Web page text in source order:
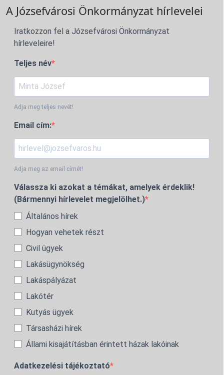
A Józsefvárosi Önkormányzat hírlevelei
Iratkozzon fel a Józsefvárosi Önkormányzat
hírleveleire!
Teljes név
Adja meg teljes nevét!
Email cím:
Adja meg az email címét!
Válassza ki azokat a témákat, amelyek érdeklik!
(Bármennyi hírlevelet megjelölhet.)
Általános hírek
Hogyan vehetek részt
Civil ügyek
Lakásügynökség
Lakáspályázat
Lakótér
Kutyás ügyek
Társasházi hírek
Állami kisajátításban érintett házak lakóinak
Adatkezelési tájékoztató